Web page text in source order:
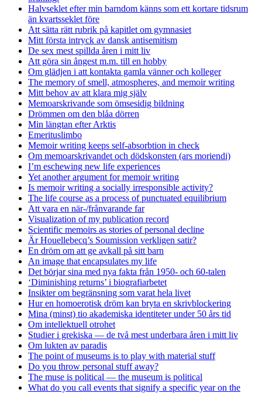
Halvseklet efter min barndom känns som ett kortare tidsrum
än kvartsseklet före
Att sätta rätt rubrik på kapitlet om gymnasiet
Mitt första intryck av dansk antisemitism
De sex mest spillda åren i mitt liv
Att göra sin ångest m.m. till en hobby
Om glädjen i att kontakta gamla vänner och kolleger
The memory of smell, atmospheres, and memoir writing
Mitt behov av att klara mig själv
Memoarskrivande som ömsesidig bildning
Drömmen om den blåa dörren
Min längtan efter Arktis
Emerituslimbo
Memoir writing keeps self-absorbtion in check
Om memoarskrivandet och dödskonsten (ars moriendi)
I’m eschewing new life experiences
Yet another argument for memoir writing
Is memoir writing a socially irresponsible activity?
The life course as a process of punctuated equilibrium
Att vara en när-/frånvarande far
Visualization of my publication record
Scientific memoirs as stories of personal decline
Är Houellebecq’s Soumission verkligen satir?
En dröm om att ge avkall på sitt barn
An image that encapsulates my life
Det börjar sina med nya fakta från 1950- och 60-talen
‘Diminishing returns’ i biografiarbetet
Insikter om begränsning som varat hela livet
Hur en homoerotisk dröm kan bryta en skrivblockering
Mina (minst) tio akademiska identiteter under 50 års tid
Om intellektuell otrohet
Studier i grekiska — de två mest underbara åren i mitt liv
Om lukten av paradis
The point of museums is to play with material stuff
Do you throw personal stuff away?
The muse is political — the museum is political
What do you call events that signify a specific year on the